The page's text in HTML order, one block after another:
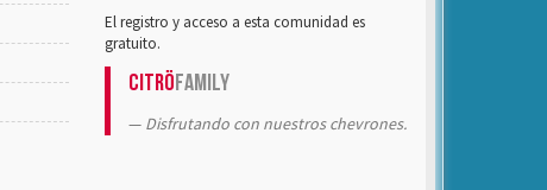
El registro y acceso a esta comunidad es
gratuito.
CitröFamily
Disfrutando con nuestros chevrones.